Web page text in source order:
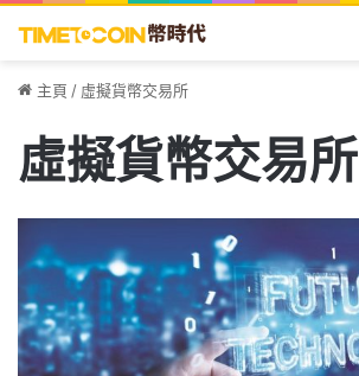
主頁 / 虛擬貨幣交易所
虛擬貨幣交易所